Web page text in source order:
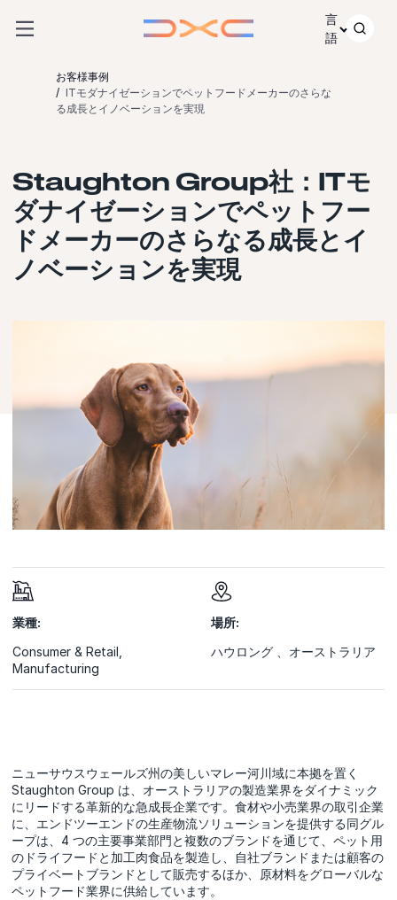
言
語
お客様事例
ITモダナイゼーションでペットフードメーカーのさらな
る成長とイノベーションを実現
Staughton Group社：ITモ
ダナイゼーションでペットフー
ドメーカーのさらなる成長とイ
ノベーションを実現
業種:
Consumer & Retail
Manufacturing
場所:
ハウロング 、オーストラリア
ニューサウスウェールズ州の美しいマレー河川域に本拠を置く
Staughton Group は、オーストラリアの製造業界をダイナミック
にリードする革新的な急成長企業です。食材や小売業界の取引企業
に、エンドツーエンドの生産物流ソリューションを提供する同グル
ープは、4 つの主要事業部門と複数のブランドを通じて、ペット用
のドライフードと加工肉食品を製造し、自社ブランドまたは顧客の
プライベートブランドとして販売するほか、原材料をグローバルな
ペットフード業界に供給しています。